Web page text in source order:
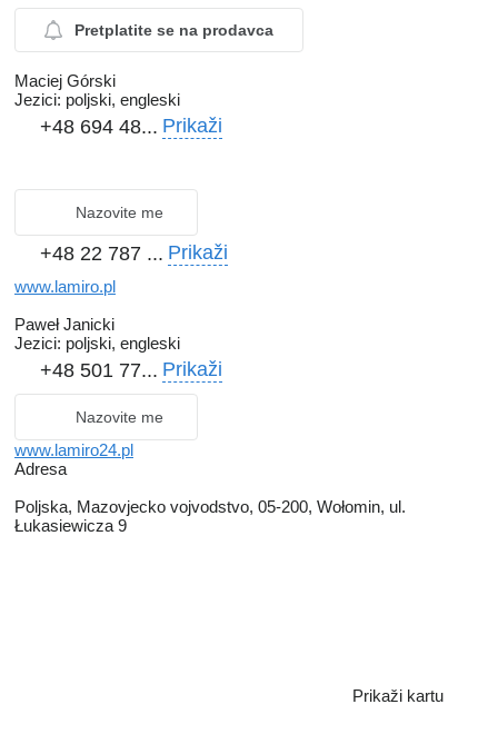
Pretplatite se na prodavca
Maciej Górski
Jezici: poljski, engleski
+48 694 48... Prikaži
Nazovite me
+48 22 787 ... Prikaži
www.lamiro.pl
Paweł Janicki
Jezici: poljski, engleski
+48 501 77... Prikaži
Nazovite me
www.lamiro24.pl
Adresa
Poljska, Mazovjecko vojvodstvo, 05-200, Wołomin, ul.
Łukasiewicza 9
Prikaži kartu